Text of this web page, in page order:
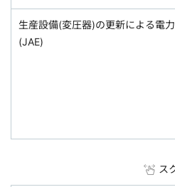
生産設備(変圧器)の更新による電
(JAE)
ス